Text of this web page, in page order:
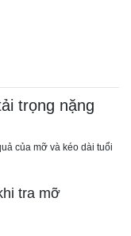
trọng nặng
của mỡ và kéo dài tuổi
tra mỡ